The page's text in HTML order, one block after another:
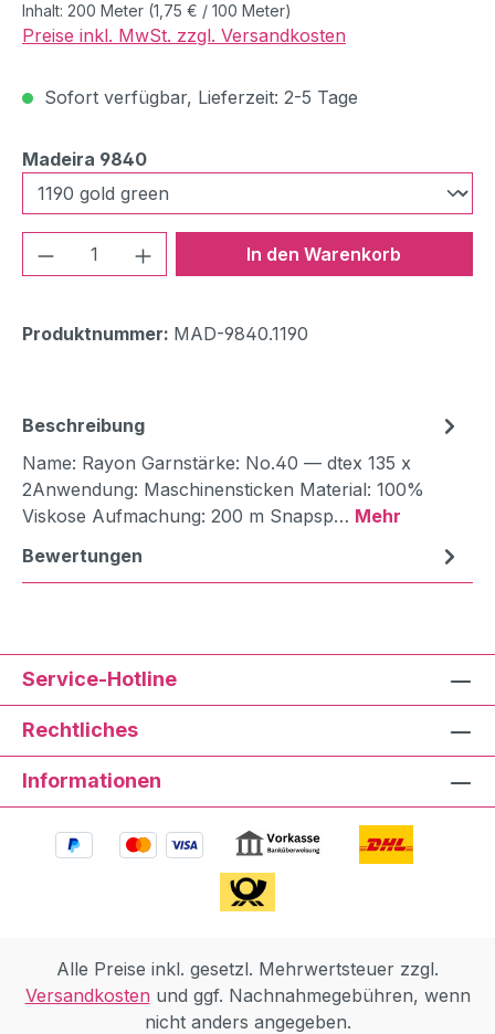
Inhalt: 200 Meter (1,75 € / 100 Meter)
Preise inkl. MwSt. zzgl. Versandkosten
Sofort verfügbar, Lieferzeit: 2-5 Tage
Madeira 9840auswählen
Produkt Anzahl: Gib denIn den Warenkorb
Produktnummer: MAD-9840.1190
Beschreibung
Name: Rayon Garnstärke: No.40 — dtex 135 x
2Anwendung: Maschinensticken Material: 100%
Viskose Aufmachung: 200 m Snapsp… Mehr
Bewertungen
Service-Hotline
Rechtliches
Informationen
Alle Preise inkl. gesetzl. Mehrwertsteuer zzgl.
Versandkosten und ggf. Nachnahmegebühren, wenn
nicht anders angegeben.